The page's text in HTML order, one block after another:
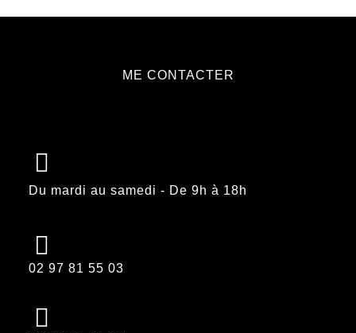
ME CONTACTER
Du mardi au samedi - De 9h à 18h
02 97 81 55 03